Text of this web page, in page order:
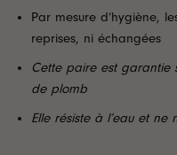
Par mesure d’hygiène,
reprises, ni échangées
Cette paire est garantie
de plomb
Elle résiste à l’eau et ne